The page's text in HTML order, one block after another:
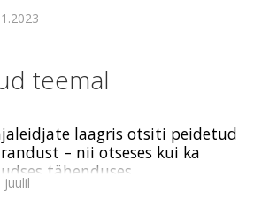
teemal
laagris otsiti peidetud
– nii otseses kui ka
tähenduses
juulil